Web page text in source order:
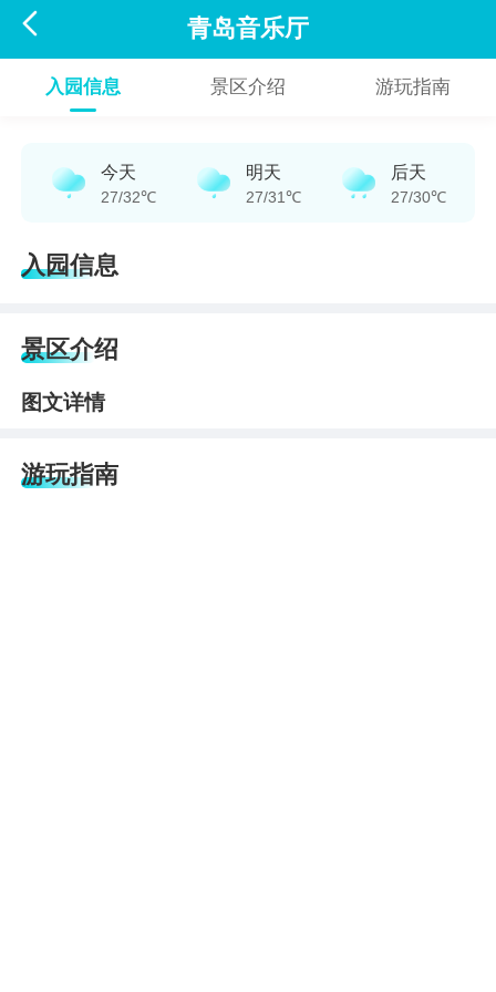
 青岛音乐厅
入园信息 景区介绍 游玩指南
今天
27/32℃
明天
27/31℃
后天
27/30℃
入园信息
景区介绍
图文详情
游玩指南